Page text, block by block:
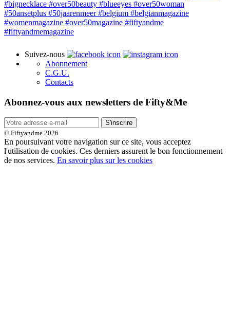
Suivez-nous
Abonnement
C.G.U.
Contacts
Abonnez-vous aux newsletters de Fifty&Me
S'inscrire
© Fiftyandme 2026
En poursuivant votre navigation sur ce site, vous acceptez
l'utilisation de cookies. Ces derniers assurent le bon fonctionnement
de nos services. En savoir plus sur les cookies